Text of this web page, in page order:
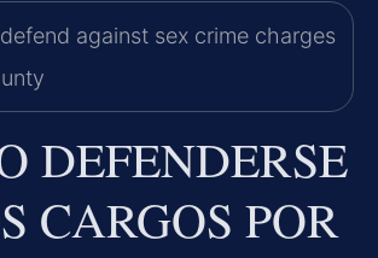
DEFENDERSE
CARGOS POR